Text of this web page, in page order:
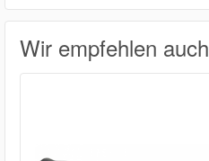
Wir empfehlen auch